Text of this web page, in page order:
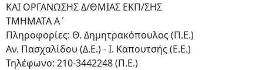
ΚΑΙ ΟΡΓΑΝΩΣΗΣ Δ/ΘΜΙΑΣ ΕΚΠ/ΣΗΣ
ΤΜΗΜΑΤΑ Α΄
Πληροφορίες: Θ. Δημητρακόπουλος (Π.Ε.)
Aν. Πασχαλίδου (Δ.Ε.) - Ι. Καπουτσής (Ε.Ε.)
Τηλέφωνο: 210-3442248 (Π.Ε.)